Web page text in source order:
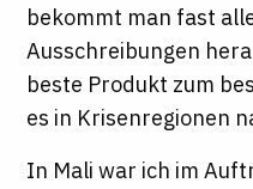
bekommt man fast
Ausschreibungen
beste Produkt zum
es in Krisenregionen
In Mali war ich im